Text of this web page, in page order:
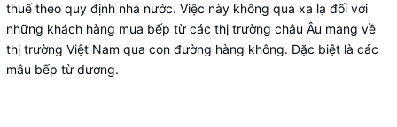
thuế theo quy định nhà nước. Việc này không quá xa lạ đối với
những khách hàng mua bếp từ các thị trường châu Âu mang về
thị trường Việt Nam qua con đường hàng không. Đặc biệt là các
mẫu bếp từ dương.